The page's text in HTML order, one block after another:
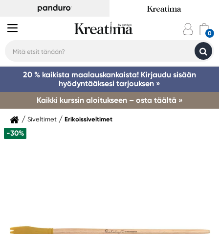
20 % kaikista maalauskankaista! Kirjaudu sisään
hyödyntääksesi tarjouksen »
Kaikki kurssin aloitukseen – osta täältä »
Siveltimet Erikoissiveltimet
-30%